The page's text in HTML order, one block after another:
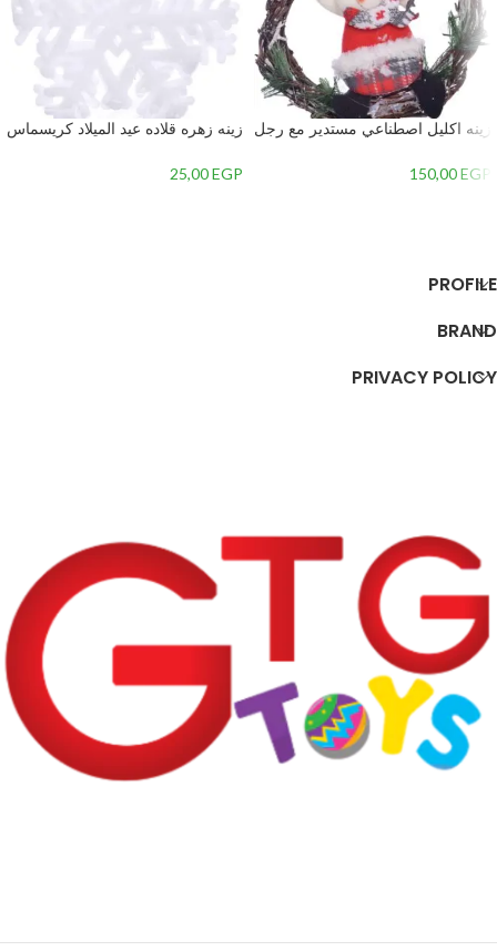
زينه اكليل اصطناعي مستدير مع رجل
1
150,00EGP
زينه زهره قلاده عيد الميلاد كريسماس
25,00EGP
PROFILE
BRAND
PRIVACY POLICY